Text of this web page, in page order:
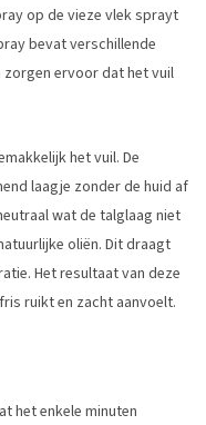
op de vieze vlek sprayt
bevat verschillende
ervoor dat het vuil
het vuil. De
laagje zonder de huid af
wat de talglaag niet
oliën. Dit draagt
Het resultaat van deze
ruikt en zacht aanvoelt.
het enkele minuten